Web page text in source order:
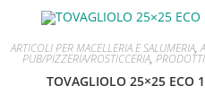
ARTICOLI PER MACELLERIA E SALUMERIA,
PUB/PIZZERIA/ROSTICCERIA,
TOVAGLIOLO 25×25 ECO